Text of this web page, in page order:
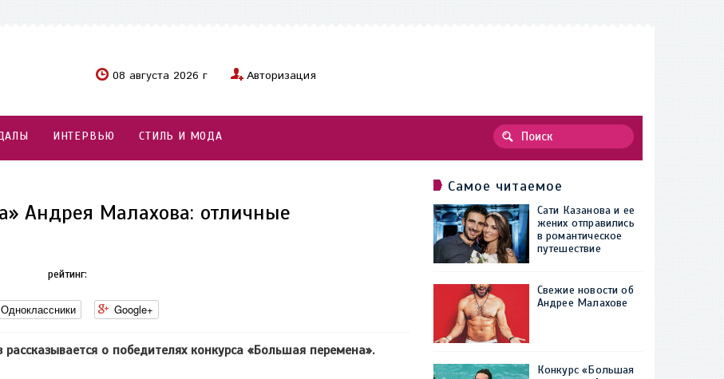
08 августа 2026 г Авторизация
ИНТЕРВЬЮ СТИЛЬ И МОДА
Андрея Малахова: отличные
рейтинг:
Одноклассники Google+
о победителях конкурса «Большая перемена».
Самое читаемое
Сати Казанова и ее
жених отправились
в романтическое
путешествие
Свежие новости об
Андрее Малахове
Конкурс «Большая